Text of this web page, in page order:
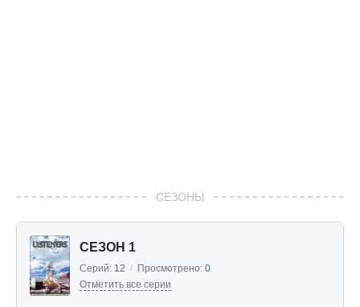
СЕЗОНЫ
СЕЗОН 1
Серий: 12 / Просмотрено: 0
Отметить все серии